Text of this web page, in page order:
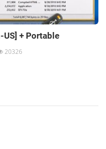
US] + Portable
20326